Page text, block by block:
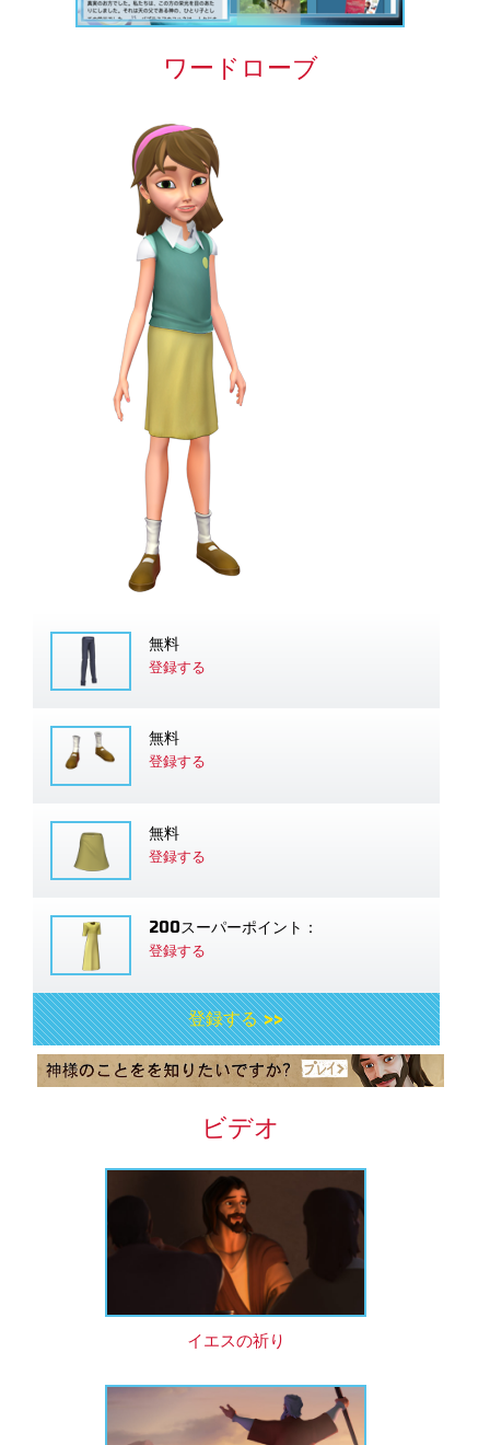
ワードローブ
無料
登録する
無料
登録する
無料
登録する
200スーパーポイント：
登録する
登録する >>
ビデオ
イエスの祈り